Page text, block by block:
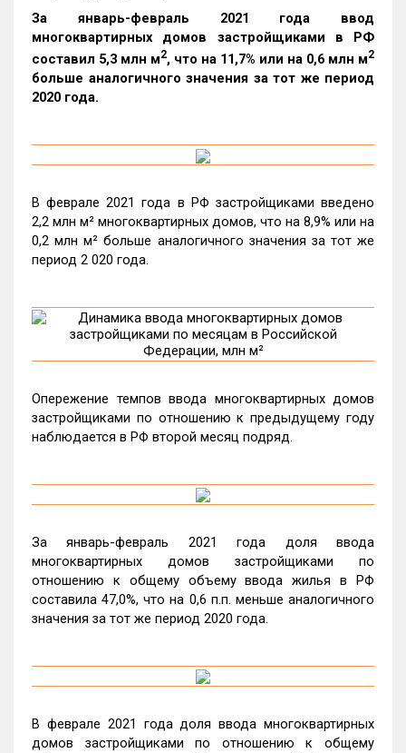
За январь-февраль 2021 года ввод
многоквартирных домов застройщиками в РФ
составил 5,3 млн м2, что на 11,7% или на 0,6 млн м2
больше аналогичного значения за тот же период
2020 года.
В феврале 2021 года в РФ застройщиками введено
2,2 млн м² многоквартирных домов, что на 8,9% или на
0,2 млн м² больше аналогичного значения за тот же
период 2 020 года.
Опережение темпов ввода многоквартирных домов
застройщиками по отношению к предыдущему году
наблюдается в РФ второй месяц подряд.
За январь-февраль 2021 года доля ввода
многоквартирных домов застройщиками по
отношению к общему объему ввода жилья в РФ
составила 47,0%, что на 0,6 п.п. меньше аналогичного
значения за тот же период 2020 года.
В феврале 2021 года доля ввода многоквартирных
домов застройщиками по отношению к общему